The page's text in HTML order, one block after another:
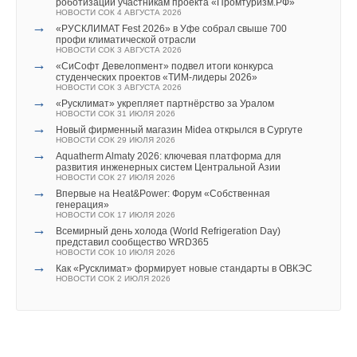
роботизации участникам проекта «Промтуризм.РФ»
НОВОСТИ СОК 4 АВГУСТА 2026
→
«РУСКЛИМАТ Fest 2026» в Уфе собрал свыше 700
профи климатической отрасли
НОВОСТИ СОК 3 АВГУСТА 2026
→
«СиСофт Девелопмент» подвел итоги конкурса
студенческих проектов «ТИМ-лидеры 2026»
НОВОСТИ СОК 3 АВГУСТА 2026
→ «Русклимат» укрепляет партнёрство за Уралом
НОВОСТИ СОК 31 ИЮЛЯ 2026
→ Новый фирменный магазин Midea открылся в Сургуте
НОВОСТИ СОК 29 ИЮЛЯ 2026
→
Aquatherm Almaty 2026: ключевая платформа для
развития инженерных систем Центральной Азии
НОВОСТИ СОК 27 ИЮЛЯ 2026
→
Впервые на Heat&Power: Форум «Собственная
генерация»
НОВОСТИ СОК 17 ИЮЛЯ 2026
→
Всемирный день холода (World Refrigeration Day)
представил сообщество WRD365
НОВОСТИ СОК 10 ИЮЛЯ 2026
→ Как «Русклимат» формирует новые стандарты в ОВКЭС
НОВОСТИ СОК 2 ИЮЛЯ 2026
По признанию Васютина, сложнее было менять
мировоззрение людей, проработавших на производстве уже
долгое время, чем новичков: «Новым сотрудникам это
преподносится как культура, их ставят перед фактом,
что иначе у нас не работают. Новый сотрудник либо это
принимает и остается, либо уходит».
С 2020 года сотрудников отправляют в новый учебный
центр — «Фабрику процессов», где преподают принципы
бережливого производства. По словам Васютина, сотрудники
возвращаются оттуда «с горящими глазами», создается
«вау-эффект». Вернувшись на рабочее место, они
Уведомления отключены
Комментарии
В этой теме еще нет комментариев
Добавить комментарий
Ваше имя *
Ваш E-mail *
Текст комментария
Александр
Устанавливать ВЭУ на крышах многоэтажных зданий - придуманная
потоки над многоэтажной застройкой ведут себя по-разному.
Датчане, давно изучившие влияние зданий и рельеф на ветер,
пришли к выводу, что нужны или ветрополя или офшоры в море.
Комментарий полезен?
ДА
Добавить комментарий
Ваше имя *